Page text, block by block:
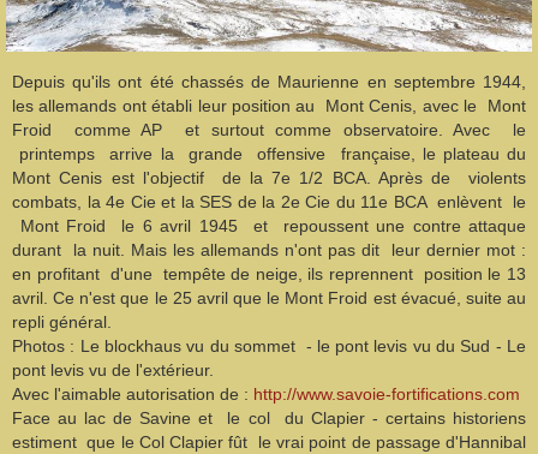
Depuis qu'ils ont été chassés de Maurienne en septembre 1944,
les allemands ont établi leur position au Mont Cenis, avec le Mont
Froid comme AP et surtout comme observatoire. Avec le
printemps arrive la grande offensive française, le plateau du
Mont Cenis est l'objectif de la 7e 1/2 BCA. Après de violents
combats, la 4e Cie et la SES de la 2e Cie du 11e BCA enlèvent le
Mont Froid le 6 avril 1945 et repoussent une contre attaque
durant la nuit. Mais les allemands n'ont pas dit leur dernier mot :
en profitant d'une tempête de neige, ils reprennent position le 13
avril. Ce n'est que le 25 avril que le Mont Froid est évacué, suite au
repli général.
Photos : Le blockhaus vu du sommet - le pont levis vu du Sud - Le
pont levis vu de l'extérieur.
Avec l'aimable autorisation de : http://www.savoie-fortifications.com
Face au lac de Savine et le col du Clapier - certains historiens
estiment que le Col Clapier fût le vrai point de passage d'Hannibal